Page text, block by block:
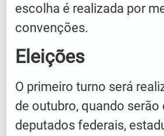
escolha é realizada por
convenções.
Eleições
O primeiro turno será
de outubro, quando serão
deputados federais,